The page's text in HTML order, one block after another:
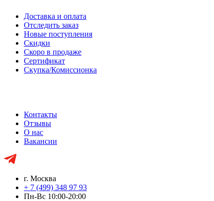
Доставка и оплата
Отследить заказ
Новые поступления
Скидки
Скоро в продаже
Сертификат
Скупка/Комиссионка
Контакты
Отзывы
О нас
Вакансии
г. Москва
+ 7 (499) 348 97 93
Пн-Вс 10:00-20:00